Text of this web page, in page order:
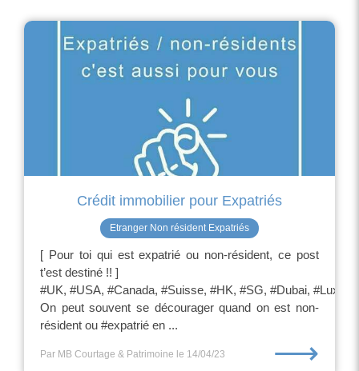
Crédit immobilier pour Expatriés
Etranger Non résident Expatriés
[ Pour toi qui est expatrié ou non-résident, ce post
t’est destiné !! ]
#UK, #USA, #Canada, #Suisse, #HK, #SG, #Dubai, #Lux
On peut souvent se décourager quand on est non-
résident ou #expatrié en ...
Par MB Courtage & Patrimoine le 14/04/23 ⟶